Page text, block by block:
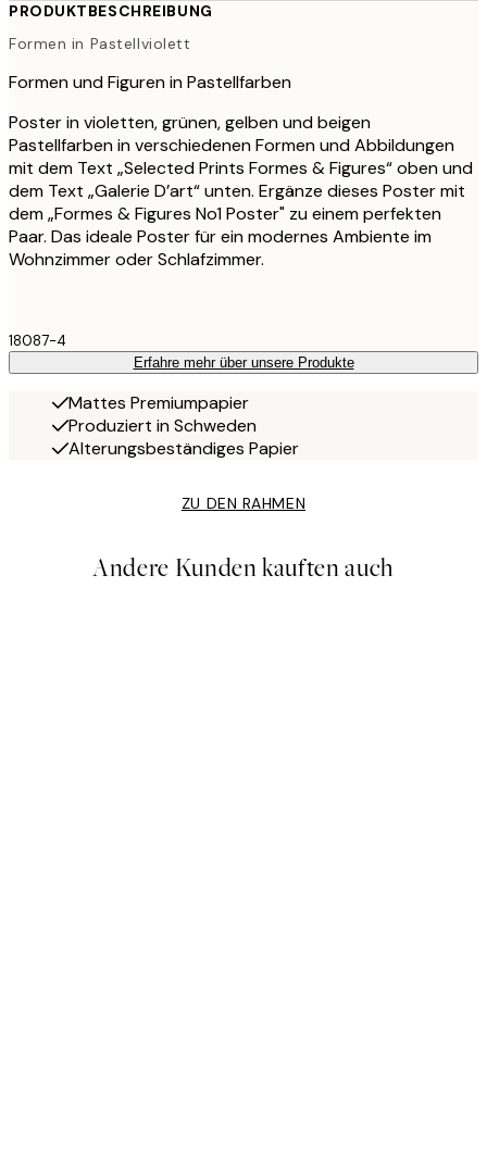
PRODUKTBESCHREIBUNG
Formen in Pastellviolett
Formen und Figuren in Pastellfarben
Poster in violetten, grünen, gelben und beigen
Pastellfarben in verschiedenen Formen und Abbildungen
mit dem Text „Selected Prints Formes & Figures“ oben und
dem Text „Galerie D’art“ unten. Ergänze dieses Poster mit
dem „Formes & Figures No1 Poster" zu einem perfekten
Paar. Das ideale Poster für ein modernes Ambiente im
Wohnzimmer oder Schlafzimmer.
18087-4
Erfahre mehr über unsere Produkte
Mattes Premiumpapier
Produziert in Schweden
Alterungsbeständiges Papier
ZU DEN RAHMEN
Andere Kunden kauften auch